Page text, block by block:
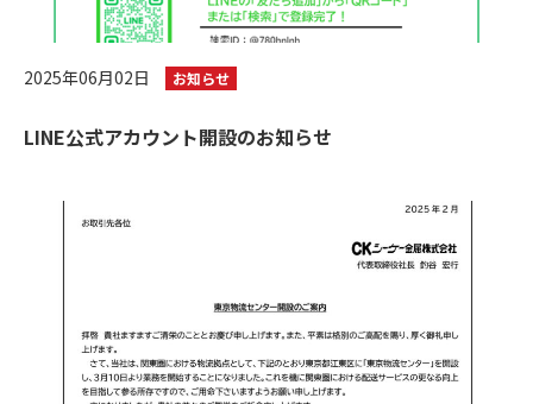
2025年06月02日 お知らせ
LINE公式アカウント開設のお知らせ